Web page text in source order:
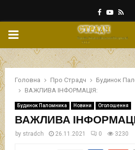
Facebook
Youtube
Rss
PRIMARY
MENU
Головна Про Страдч
Будинок
ВАЖЛИВА ІНФОРМАЦІЯ:
Будинок Паломника Новини Оголошення
ВАЖЛИВА
by stradch 26.11.2021 0 3230